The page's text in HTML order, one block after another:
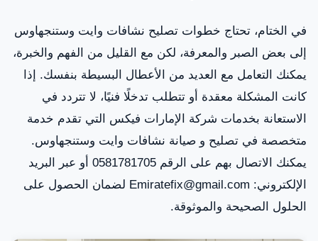
في الختام، تحتاج خطوات تصليح نشافات وايت وستنجهاوس
إلى بعض الصبر والمعرفة، لكن مع القليل من الفهم والخبرة،
يمكنك التعامل مع العديد من الأعطال البسيطة بنفسك. إذا
كانت المشكلة معقدة أو تتطلب تدخلًا فنيًا، لا تتردد في
الاستعانة بخدمات شركة الإمارات فيكس التي تقدم خدمة
متخصصة في تصليح و صيانة نشافات وايت وستنجهاوس.
يمكنك الاتصال بهم على الرقم 0581781705 أو عبر البريد
الإلكتروني: Emiratefix@gmail.com لضمان الحصول على
الحلول الصحيحة والموثوقة.